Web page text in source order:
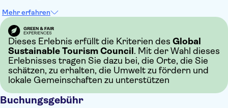
Mehr erfahren
Dieses Erlebnis erfüllt die Kriterien des Global
Sustainable Tourism Council . Mit der Wahl dieses
Erlebnisses tragen Sie dazu bei, die Orte, die Sie
schätzen, zu erhalten, die Umwelt zu fördern und
lokale Gemeinschaften zu unterstützen
Buchungsgebühr